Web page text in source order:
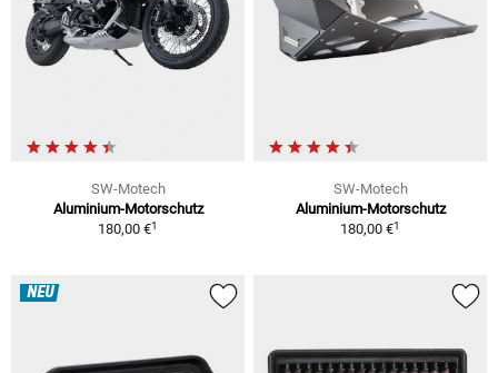
SW-Motech
Aluminium-Motorschutz
180,00 €1
SW-Motech
Aluminium-Motorschutz
180,00 €1
NEU